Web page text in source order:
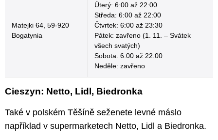
Matejki 64, 59-920
Bogatynia
Úterý: 6:00 až 22:00
Středa: 6:00 až 22:00
Čtvrtek: 6:00 až 23:30
Pátek: zavřeno (1. 11. – Svátek
všech svatých)
Sobota: 6:00 až 22:00
Neděle: zavřeno
Cieszyn: Netto, Lidl, Biedronka
Také v polském Těšíně seženete levné máslo
například v supermarketech Netto, Lidl a Biedronka.